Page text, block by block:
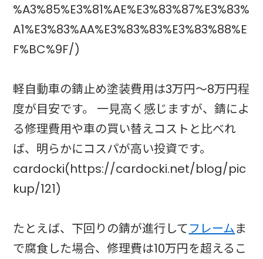
%A3%85%E3%81%AE%E3%83%87%E3%83%
A1%E3%83%AA%E3%83%83%E3%83%88%E
F%BC%9F/)
軽自動車の錆止め塗装費用は3万円〜8万円程
度が目安です。 一見高く感じますが、錆によ
る修理費用や車の買い替えコストと比べれ
ば、明らかにコスパが高い投資です。
cardocki(https://cardocki.net/blog/pic
kup/121)
たとえば、下回りの錆が進行してフレームま
で腐食した場合、修理費は10万円を超えるこ